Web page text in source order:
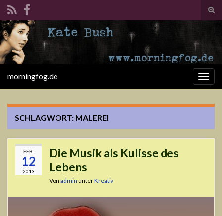
Search for:
morningfog.de
SCHLAGWORT: MALEREI
FEB.
12
2013
Die Musik als Kulisse des
Lebens
Von admin unterKreativ